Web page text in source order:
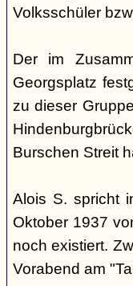
Volksschüler
Der im
Georgsplatz
zu dieser
Burschen Streit
Alois S. spricht
Oktober 1937
noch existiert.
Vorabend am